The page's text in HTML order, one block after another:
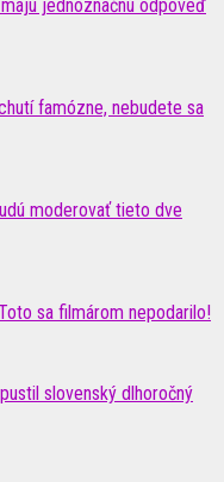
jednoznačnú odpoveď
famózne, nebudete sa
moderovať tieto dve
sa filmárom nepodarilo!
slovenský dlhoročný